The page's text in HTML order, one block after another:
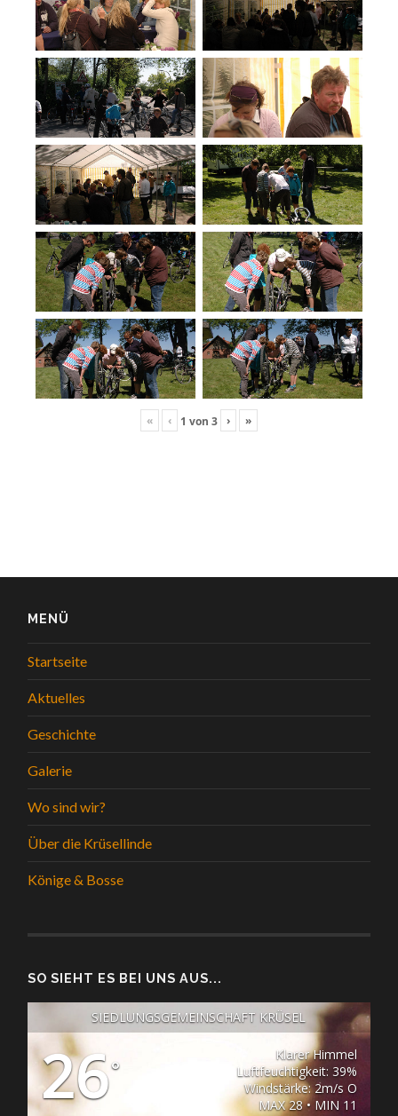
« ‹ 1 von 3 › »
MENÜ
Startseite
Aktuelles
Geschichte
Galerie
Wo sind wir?
Über die Krüsellinde
Könige & Bosse
SO SIEHT ES BEI UNS AUS...
SIEDLUNGSGEMEINSCHAFT KRÜSEL
26°
Klarer Himmel
Luftfeuchtigkeit: 39%
Windstärke: 2m/s O
MAX 28 • MIN 11